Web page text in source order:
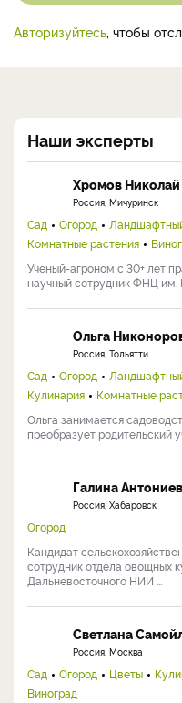
Авторизуйтесь, чтобы
Наши эксперты
Хромов
Россия, Мичуринск
Сад Огород
Комнатные растения
Ученый-агроном с 30+ лет
научный сотрудник ФНЦ им.
Ольга
Россия, Тольятти
Сад Огород
Кулинария
Комнатные
Ольга занимается
преобразует родительский
Галина
Россия, Хабаровск
Огород
Кандидат
сотрудник отдела овощных
Дальневосточного НИИ ...
Светлана
Россия, Москва
Сад Огород Цветы
Виноград